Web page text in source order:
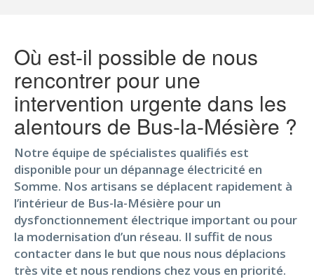
Où est-il possible de nous
rencontrer pour une
intervention urgente dans les
alentours de Bus-la-Mésière ?
Notre équipe de spécialistes qualifiés est
disponible pour un dépannage électricité en
Somme. Nos artisans se déplacent rapidement à
l’intérieur de Bus-la-Mésière pour un
dysfonctionnement électrique important ou pour
la modernisation d’un réseau. Il suffit de nous
contacter dans le but que nous nous déplacions
très vite et nous rendions chez vous en priorité.